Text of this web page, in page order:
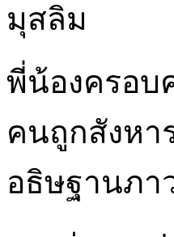
มุสลิม
พี่น้องครอบ
คนถูกสังหา
อธิษฐานภา